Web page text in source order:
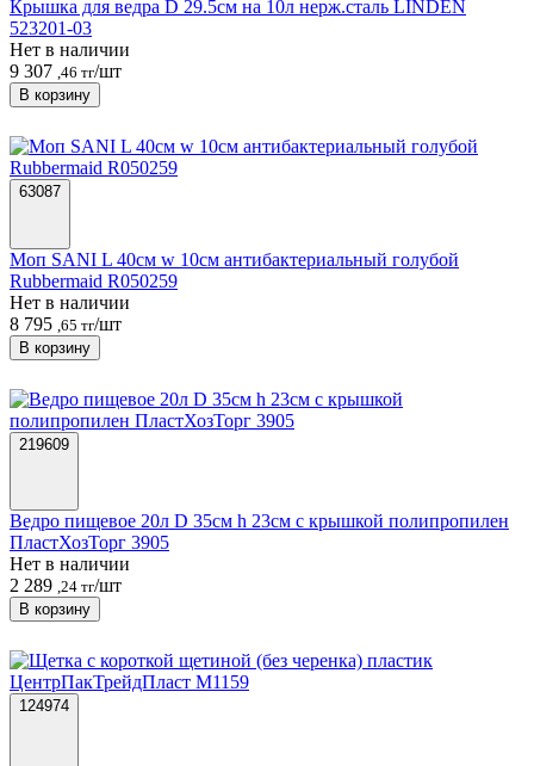
Крышка для ведра D 29.5см на 10л нерж.сталь LINDEN
523201-03
Нет в наличии
9 307 ,46 тг/шт
В корзину
63087
Моп SANI L 40см w 10см антибактериальный голубой
Rubbermaid R050259
Нет в наличии
8 795 ,65 тг/шт
В корзину
219609
Ведро пищевое 20л D 35см h 23см с крышкой полипропилен
ПластХозТорг 3905
Нет в наличии
2 289 ,24 тг/шт
В корзину
124974